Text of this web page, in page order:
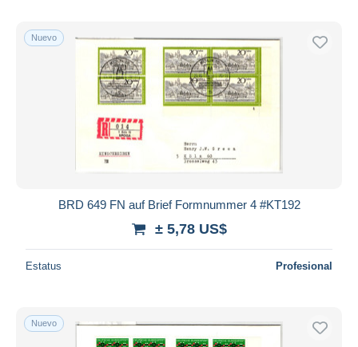
Nuevo
BRD 649 FN auf Brief Formnummer 4 #KT192
± 5,78 US$
Estatus Profesional
Nuevo